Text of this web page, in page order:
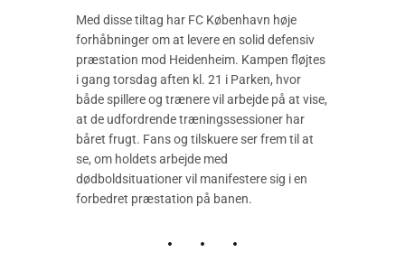
Med disse tiltag har FC København høje
forhåbninger om at levere en solid defensiv
præstation mod Heidenheim. Kampen fløjtes
i gang torsdag aften kl. 21 i Parken, hvor
både spillere og trænere vil arbejde på at vise,
at de udfordrende træningssessioner har
båret frugt. Fans og tilskuere ser frem til at
se, om holdets arbejde med
dødboldsituationer vil manifestere sig i en
forbedret præstation på banen.